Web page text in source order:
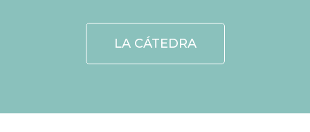
LA CÁTEDRA